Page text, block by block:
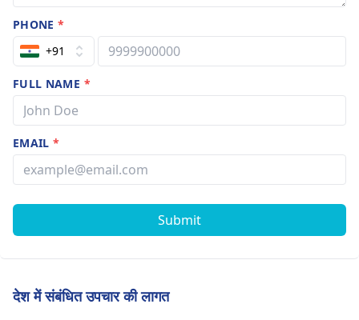
PHONE*
+91
FULL NAME *
EMAIL*
Submit
देश में संबंधित उपचार की लागत